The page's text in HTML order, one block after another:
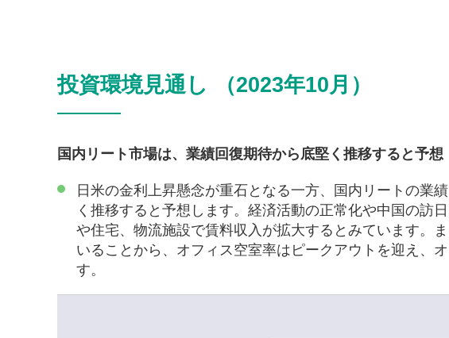
投資環境見通し （2023年10月）
国内リート市場は、業績回復期待から底堅く推移すると予想
日米の金利上昇懸念が重石となる一方、国内リートの業
く推移すると予想します。経済活動の正常化や中国の訪
や住宅、物流施設で賃料収入が拡大するとみています。
いることから、オフィス空室率はピークアウトを迎え、
す。